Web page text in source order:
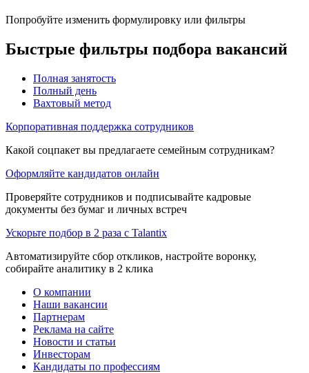
Попробуйте изменить формулировку или фильтры
Быстрые фильтры подбора вакансий
Полная занятость
Полный день
Вахтовый метод
Корпоративная поддержка сотрудников
Какой соцпакет вы предлагаете семейным сотрудникам?
Оформляйте кандидатов онлайн
Проверяйте сотрудников и подписывайте кадровые
документы без бумаг и личных встреч
Ускорьте подбор в 2 раза с Talantix
Автоматизируйте сбор откликов, настройте воронку,
собирайте аналитику в 2 клика
О компании
Наши вакансии
Партнерам
Реклама на сайте
Новости и статьи
Инвесторам
Кандидаты по профессиям